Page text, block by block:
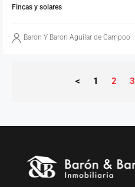
Fincas y solares
Baron Y Baron Aguilar de Campoo
< 1 2 3